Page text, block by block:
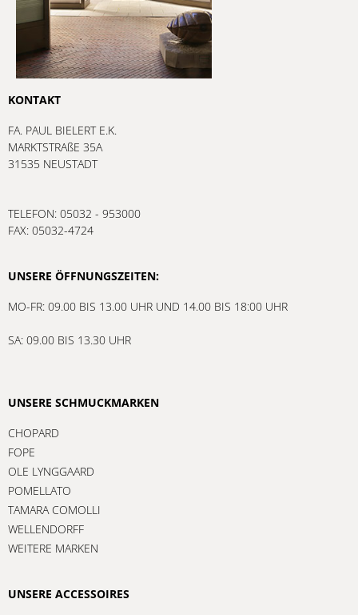
KONTAKT
FA. PAUL BIELERT E.K.
MARKTSTRAßE 35A
31535 NEUSTADT
TELEFON: 05032 - 953000
FAX: 05032-4724
UNSERE ÖFFNUNGSZEITEN:
MO-FR: 09.00 BIS 13.00 UHR UND 14.00 BIS 18:00 UHR
SA: 09.00 BIS 13.30 UHR
UNSERE SCHMUCKMARKEN
CHOPARD
FOPE
OLE LYNGGAARD
POMELLATO
TAMARA COMOLLI
WELLENDORFF
WEITERE MARKEN
UNSERE ACCESSOIRES